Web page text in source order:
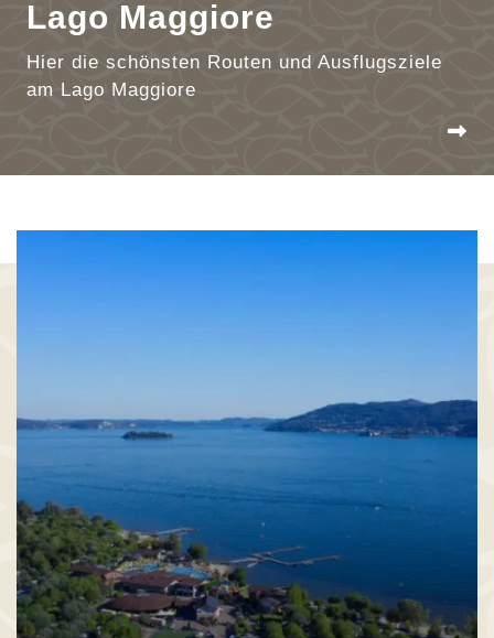
Lago Maggiore
Hier die schönsten Routen und Ausflugsziele
am Lago Maggiore